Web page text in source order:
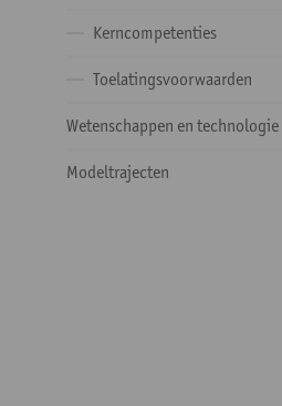
Kerncompetenties
Toelatingsvoorwaarden
Wetenschappen en technologie
Modeltrajecten